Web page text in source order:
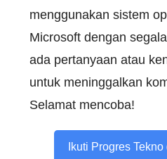
menggunakan sistem
Microsoft dengan
ada pertanyaan atau
untuk meninggalkan
Selamat mencoba!
Ikuti Progres